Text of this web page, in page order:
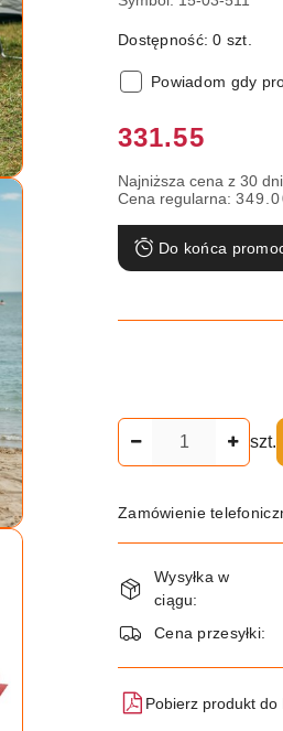
Dostępność:0 szt.
Powiadom gdy
Cena:
331.55
Najniższa cena z 30
Cena regularna:
Do końca
szt.
Zamówienie
Dostępność
i
dostawa
Wysyłka w
ciągu:
Cena przesyłki:
Pobierz produkt do